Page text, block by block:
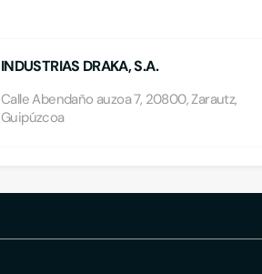
INDUSTRIAS DRAKA, S.A.
Calle Abendaño auzoa 7, 20800, Zarautz,
Guipúzcoa